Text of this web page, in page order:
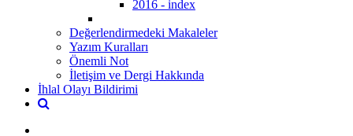
2016 - index
Değerlendirmedeki Makaleler
Yazım Kuralları
Önemli Not
İletişim ve Dergi Hakkında
İhlal Olayı Bildirimi